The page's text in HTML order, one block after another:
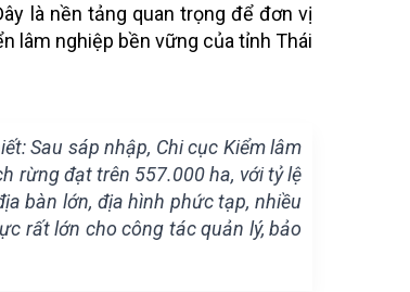
là nền tảng quan trọng để đơn vị
lâm nghiệp bền vững của tỉnh Thái
Sau sáp nhập, Chi cục Kiểm lâm
rừng đạt trên 557.000 ha, với tỷ lệ
bàn lớn, địa hình phức tạp, nhiều
rất lớn cho công tác quản lý, bảo